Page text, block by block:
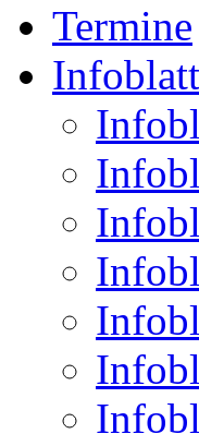
Termine
Infoblatt